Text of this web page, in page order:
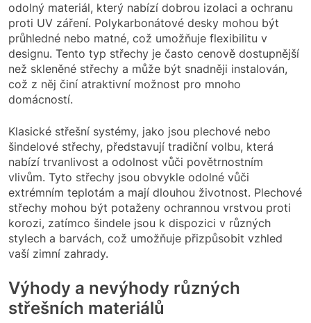
odolný materiál, který nabízí dobrou izolaci a ochranu
proti UV záření. Polykarbonátové desky mohou být
průhledné nebo matné, což umožňuje flexibilitu v
designu. Tento typ střechy je často cenově dostupnější
než skleněné střechy a může být snadněji instalován,
což z něj činí atraktivní možnost pro mnoho
domácností.
Klasické střešní systémy, jako jsou plechové nebo
šindelové střechy, představují tradiční volbu, která
nabízí trvanlivost a odolnost vůči povětrnostním
vlivům. Tyto střechy jsou obvykle odolné vůči
extrémním teplotám a mají dlouhou životnost. Plechové
střechy mohou být potaženy ochrannou vrstvou proti
korozi, zatímco šindele jsou k dispozici v různých
stylech a barvách, což umožňuje přizpůsobit vzhled
vaší zimní zahrady.
Výhody a nevýhody různých
střešních materiálů